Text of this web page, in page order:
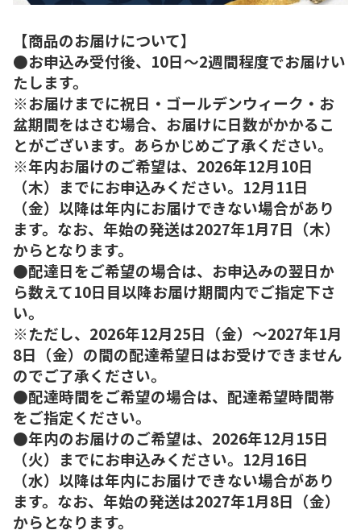
【商品のお届けについて】
●お申込み受付後、10日～2週間程度でお届けい
たします。
※お届けまでに祝日・ゴールデンウィーク・お
盆期間をはさむ場合、お届けに日数がかかるこ
とがございます。あらかじめご了承ください。
※年内お届けのご希望は、2026年12月10日
（木）までにお申込みください。12月11日
（金）以降は年内にお届けできない場合があり
ます。なお、年始の発送は2027年1月7日（木）
からとなります。
●配達日をご希望の場合は、お申込みの翌日か
ら数えて10日目以降お届け期間内でご指定下さ
い。
※ただし、2026年12月25日（金）～2027年1月
8日（金）の間の配達希望日はお受けできません
のでご了承ください。
●配達時間をご希望の場合は、配達希望時間帯
をご指定ください。
●年内のお届けのご希望は、2026年12月15日
（火）までにお申込みください。12月16日
（水）以降は年内にお届けできない場合があり
ます。なお、年始の発送は2027年1月8日（金）
からとなります。